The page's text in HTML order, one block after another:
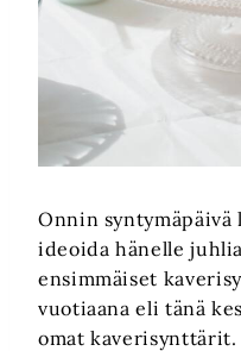
Onnin syntymäpäivä
ideoida hänelle
ensimmäiset
vuotiaana eli tänä
omat kaverisynttärit.